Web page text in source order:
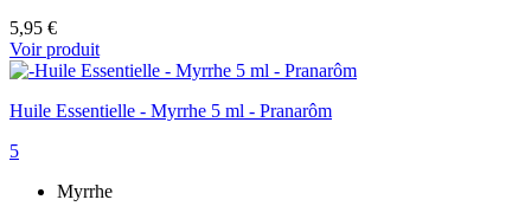
5,95 €
Voir produit
Huile Essentielle - Myrrhe 5 ml - Pranarôm
5
Myrrhe